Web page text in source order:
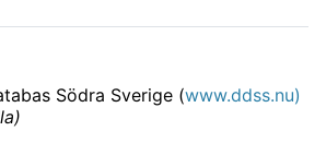
Södra Sverige (www.ddss.nu)
)